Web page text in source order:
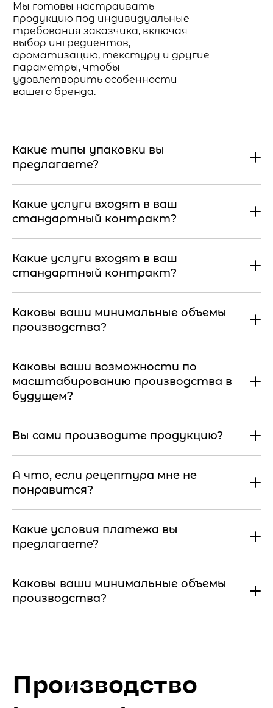
Мы готовы настраивать
продукцию под индивидуальные
требования заказчика, включая
выбор ингредиентов,
ароматизацию, текстуру и другие
параметры, чтобы
удовлетворить особенности
вашего бренда.
Какие типы упаковки вы
предлагаете?
Какие услуги входят в ваш
стандартный контракт?
Какие услуги входят в ваш
стандартный контракт?
Каковы ваши минимальные объемы
производства?
Каковы ваши возможности по
масштабированию производства в
будущем?
Вы сами производите продукцию?
А что, если рецептура мне не
понравится?
Какие условия платежа вы
предлагаете?
Каковы ваши минимальные объемы
производства?
Производство